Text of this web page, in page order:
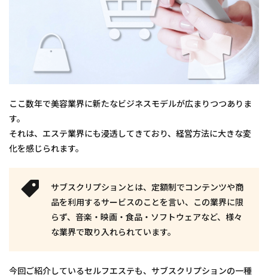
ここ数年で美容業界に新たなビジネスモデルが広まりつつありま
す。
それは、エステ業界にも浸透してきており、経営方法に大きな変
化を感じられます。
サブスクリプションとは、定額制でコンテンツや商
品を利用するサービスのことを言い、この業界に限
らず、音楽・映画・食品・ソフトウェアなど、様々
な業界で取り入れられています。
今回ご紹介しているセルフエステも、サブスクリプションの一種